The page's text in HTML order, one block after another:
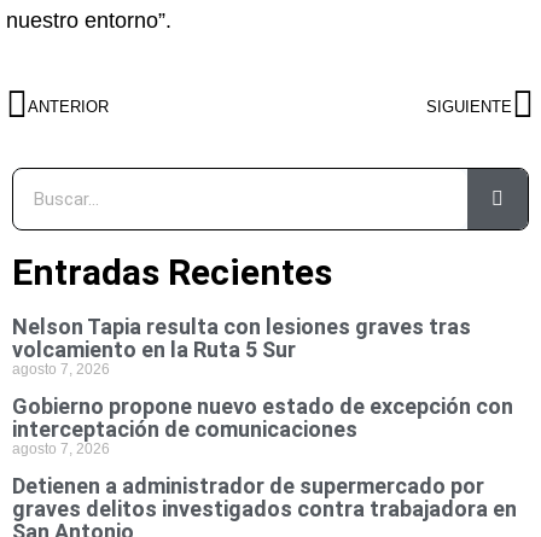
nuestro entorno”.
ANTERIOR SIGUIENTE
Entradas Recientes
Nelson Tapia resulta con lesiones graves tras
volcamiento en la Ruta 5 Sur
agosto 7, 2026
Gobierno propone nuevo estado de excepción con
interceptación de comunicaciones
agosto 7, 2026
Detienen a administrador de supermercado por
graves delitos investigados contra trabajadora en
San Antonio